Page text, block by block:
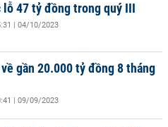
lỗ 47 tỷ đồng trong quý III
| 04/10/2023
gần 20.000 tỷ đồng 8 tháng
| 09/09/2023